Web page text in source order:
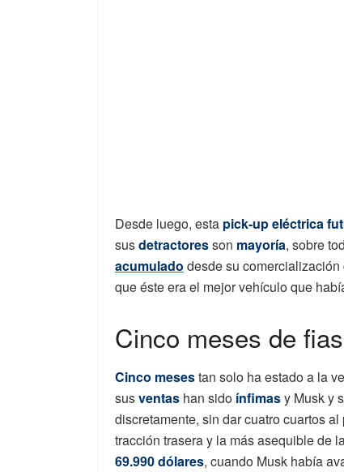
Desde luego, esta pick-up eléctrica
susdetractoresson mayoría, sobre
acumulado desde su
que éste era el mejor vehículo que
Cinco meses de
Cinco mesestan solo ha estado a la
susventas han sido ínfimasy Musk y
discretamente, sin dar cuatro cuartos
tracción trasera y la más asequible de
69.990 dólares, cuando Musk había